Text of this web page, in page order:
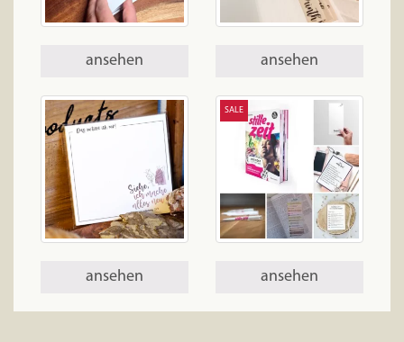
ansehen ansehen
ansehen
SALE
ansehen